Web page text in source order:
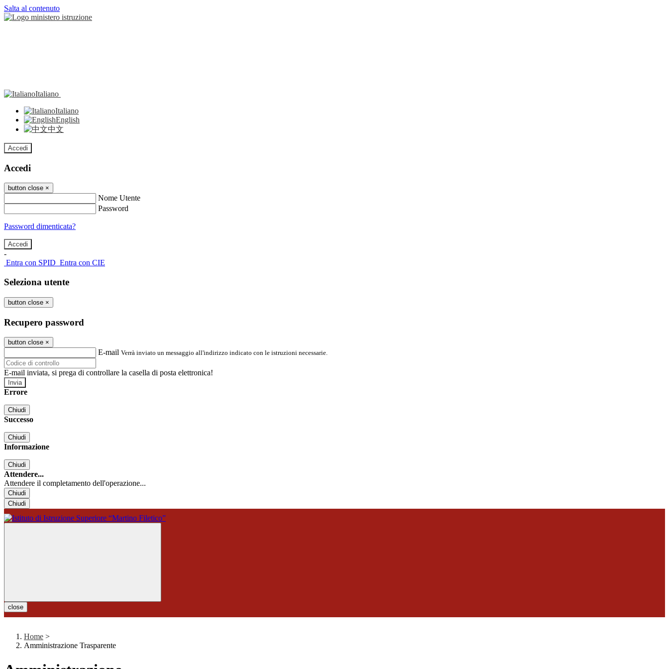
Salta al contenuto
Italiano
Italiano
English
中文
Accedi
Accedi
button close ×
Nome Utente
Password
Password dimenticata?
-
Entra con SPID Entra con CIE
Seleziona utente
button close ×
Recupero password
button close ×
E-mail Verrà inviato un messaggio all'indirizzo indicato con le istruzioni necessarie.
E-mail inviata, si prega di controllare la casella di posta elettronica!
Errore
Chiudi
Successo
Chiudi
Informazione
Chiudi
Attendere...
Attendere il completamento dell'operazione...
Chiudi
Chiudi
close
Home >
Amministrazione Trasparente